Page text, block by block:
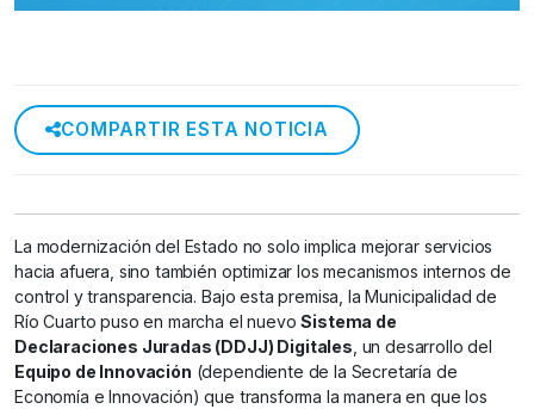
COMPARTIR ESTA NOTICIA
La modernización del Estado no solo implica mejorar servicios
hacia afuera, sino también optimizar los mecanismos internos de
control y transparencia. Bajo esta premisa, la Municipalidad de
Río Cuarto puso en marcha el nuevoSistema de
Declaraciones Juradas (DDJJ) Digitales , un desarrollo del
Equipo de Innovación (dependiente de la Secretaría de
Economía e Innovación) que transforma la manera en que los